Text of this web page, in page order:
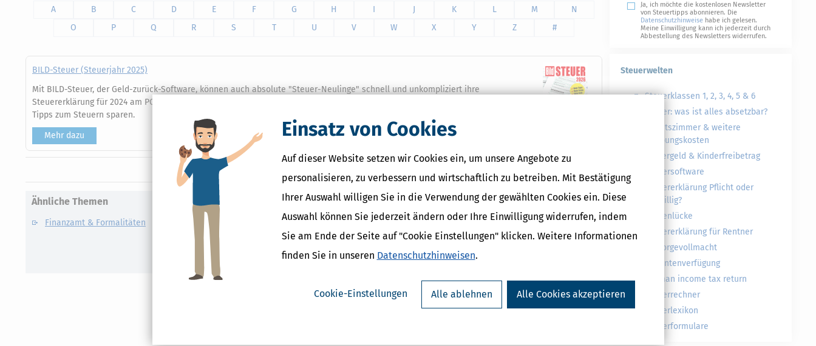
Einsatz von Cookies
Auf dieser Website setzen wir Cookies ein, um unsere Angebote zu
personalisieren, zu verbessern und wirtschaftlich zu betreiben. Mit Bestätigung
Ihrer Auswahl willigen Sie in die Verwendung der gewählten Cookies ein. Diese
Auswahl können Sie jederzeit ändern oder Ihre Einwilligung widerrufen, indem
Sie am Ende der Seite auf "Cookie Einstellungen" klicken. Weitere Informationen
finden Sie in unseren Datenschutzhinweisen.
Cookie-Einstellungen Alle ablehnen Alle Cookies akzeptieren
A
B C D E F G H I J K L M
N
O
P Q R S T U V W X Y Z #
BILD-Steuer (Steuerjahr 2025)
Mit BILD-Steuer, der Geld-zurück-Software, können auch absolute "Steuer-Neulinge" schnell und unkompliziert ihre
Steuererklärung für 2024 am PC erstellen. Clevere Assistenten geben jederzeit während der Erstellung der Steuererklärung
Tipps zum Steuern sparen.
Mehr dazu
Druckversion
Ähnliche Themen
Finanzamt & Formalitäten
Verwandte Begriffe
Kapitalertragsteuer Freibetrag -
Definition und Erklärung
Beihilfe
Ja, ich möchte die kostenlosen Newsletter
von Steuertipps abonnieren. Die
Datenschutzhinweise habe ich gelesen.
Meine Einwilligung kann ich jederzeit durch
Abbestellung des Newsletters widerrufen.
Steuerwelten
Steuerklassen 1, 2, 3, 4, 5 & 6
Steuer: was ist alles absetzbar?
Arbeitszimmer & weitere
Werbungskosten
Kindergeld & Kinderfreibetrag
Steuersoftware
Steuererklärung Pflicht oder
freiwillig?
Rentenlücke
Steuererklärung für Rentner
Vorsorgevollmacht
Patientenverfügung
German income tax return
Steuerrechner
Steuerlexikon
Steuerformulare